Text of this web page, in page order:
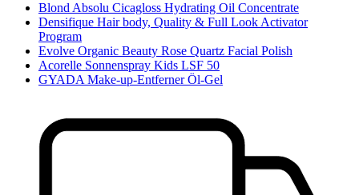
Blond Absolu Cicagloss Hydrating Oil Concentrate
Densifique Hair body, Quality & Full Look Activator
Program
Evolve Organic Beauty Rose Quartz Facial Polish
Acorelle Sonnenspray Kids LSF 50
GYADA Make-up-Entferner Öl-Gel